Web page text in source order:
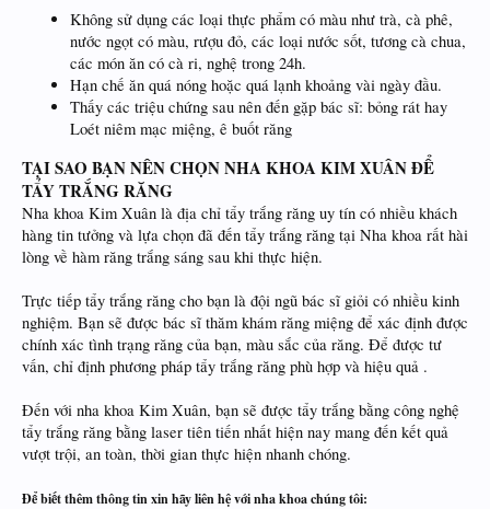
Không sử dụng các loại thực phẩm có màu như trà, cà phê,
nước ngọt có màu, rượu đỏ, các loại nước sốt, tương cà chua,
các món ăn có cà ri, nghệ trong 24h.
Hạn chế ăn quá nóng hoặc quá lạnh khoảng vài ngày đầu.
Thấy các triệu chứng sau nên đến gặp bác sĩ: bỏng rát hay
Loét niêm mạc miệng, ê buốt răng
TẠI SAO BẠN NÊN CHỌN NHA KHOA KIM XUÂN ĐỂ
TẨY TRẮNG RĂNG
Nha khoa Kim Xuân là địa chỉ tẩy trắng răng uy tín có nhiều khách
hàng tin tưởng và lựa chọn đã đến tẩy trắng răng tại Nha khoa rất hài
lòng về hàm răng trắng sáng sau khi thực hiện.
Trực tiếp tẩy trắng răng cho bạn là đội ngũ bác sĩ giỏi có nhiều kinh
nghiệm. Bạn sẽ được bác sĩ thăm khám răng miệng để xác định được
chính xác tình trạng răng của bạn, màu sắc của răng. Để được tư
vấn, chỉ định phương pháp tẩy trắng răng phù hợp và hiệu quả .
Đến với nha khoa Kim Xuân, bạn sẽ được tẩy trắng bằng công nghệ
tẩy trắng răng bằng laser tiên tiến nhất hiện nay mang đến kết quả
vượt trội, an toàn, thời gian thực hiện nhanh chóng.
Để biết thêm thông tin xin hãy liên hệ với nha khoa chúng tôi: